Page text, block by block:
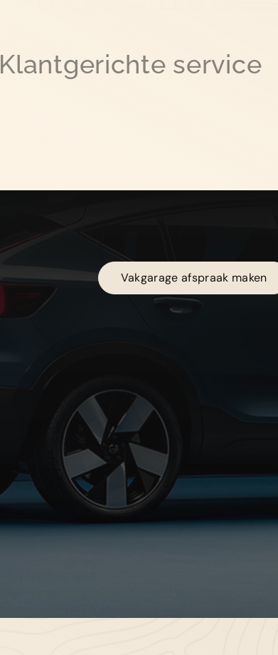
Klantgerichte service
Vakgarage afspraak maken
Vakgarage afspraak maken